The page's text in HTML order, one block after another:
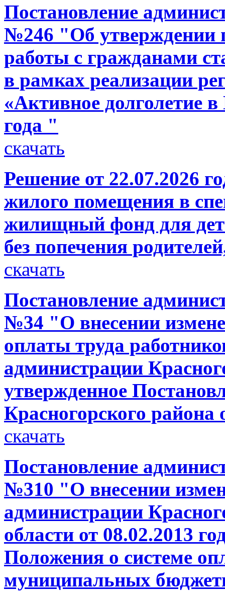
Постановление
№246 "Об утверждении
работы с гражданами
в рамках реализации
«Активное долголетие
года "
скачать
Решение от 22.07.2026
жилого помещения в
жилищный фонд для
без попечения
скачать
Постановление
№34 "О внесении
оплаты труда
администрации
утвержденное
Красногорского района
скачать
Постановление
№310 "О внесении
администрации
области от 08.02.2013
Положения о системе
муниципальных